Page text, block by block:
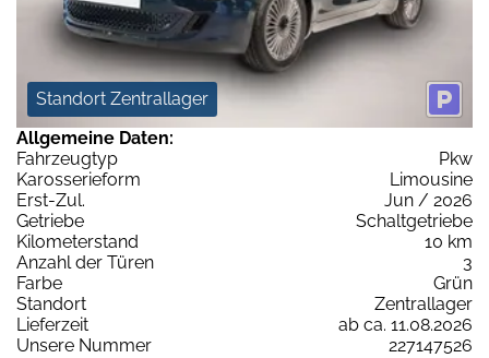
Standort Zentrallager
Allgemeine Daten:
Fahrzeugtyp
Pkw
Karosserieform
Limousine
Erst-Zul.
Jun / 2026
Getriebe
Schaltgetriebe
Kilometerstand
10 km
Anzahl der Türen
3
Farbe
Grün
Standort
Zentrallager
Lieferzeit
ab ca. 11.08.2026
Unsere Nummer
227147526